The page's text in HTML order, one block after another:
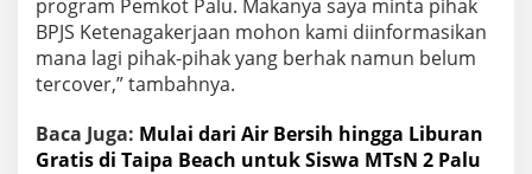
program Pemkot Palu. Makanya saya minta pihak
BPJS Ketenagakerjaan mohon kami diinformasikan
mana lagi pihak-pihak yang berhak namun belum
tercover,” tambahnya.
Baca Juga: Mulai dari Air Bersih hingga Liburan
Gratis di Taipa Beach untuk Siswa MTsN 2 Palu